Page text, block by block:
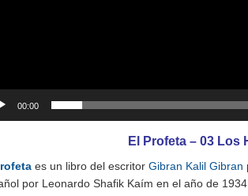
00:00
El Profeta – 03 Los
es un libro del escritor Gibran Kalil Gibran
por Leonardo Shafik Kaím en el año de 1934.